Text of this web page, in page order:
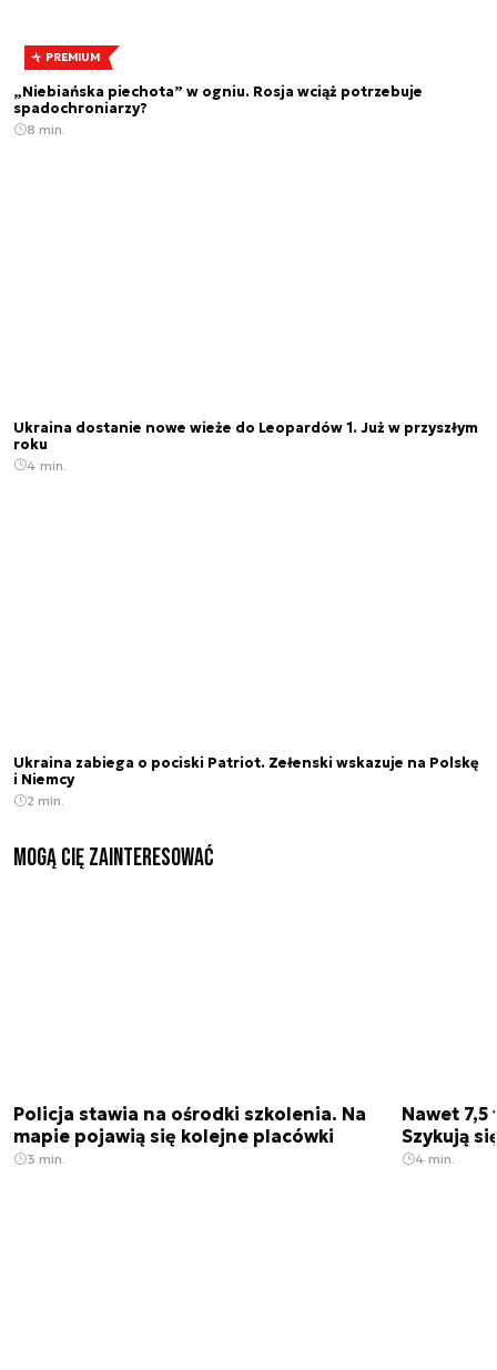
PREMIUM
„Niebiańska piechota” w ogniu. Rosja wciąż potrzebuje
spadochroniarzy?
8 min.
Ukraina dostanie nowe wieże do Leopardów 1. Już w przyszłym
roku
4 min.
Ukraina zabiega o pociski Patriot. Zełenski wskazuje na Polskę
i Niemcy
2 min.
Mogą Cię zainteresować
Policja stawia na ośrodki szkolenia. Na
mapie pojawią się kolejne placówki
3 min.
Nawet
Szykują
4 min.